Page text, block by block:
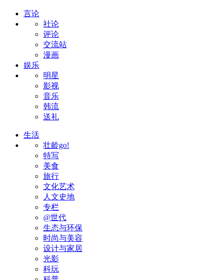
言论
社论
评论
交流站
漫画
娱乐
明星
影视
音乐
韩流
送礼
生活
壮龄go!
特写
美食
旅行
文化艺术
人文史地
专栏
@世代
生态与环保
时尚与美容
设计与家居
光影
科玩